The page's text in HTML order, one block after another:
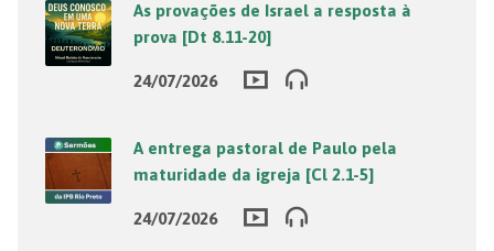
As provações de Israel a resposta à
prova [Dt 8.11-20]
24/07/2026
A entrega pastoral de Paulo pela
maturidade da igreja [Cl 2.1-5]
24/07/2026